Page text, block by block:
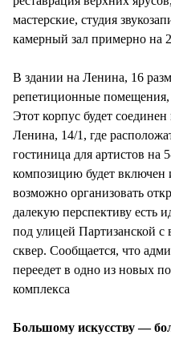
мастерские, студия
камерный зал примерно на
В здании на Ленина, 16
репетиционные
Этот корпус будет
Ленина, 14/1, где
гостиница для артистов
композицию будет включен
возможно организовать
далекую перспективу есть
под улицей Партизанской
сквер. Сообщается, что
переедет в одно из новых
комплекса
Большому искусству —